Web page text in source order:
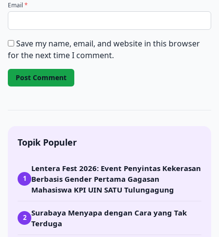
Email *
Save my name, email, and website in this browser
for the next time I comment.
Topik Populer
1
Lentera Fest 2026: Event Penyintas Kekerasan
Berbasis Gender Pertama Gagasan
Mahasiswa KPI UIN SATU Tulungagung
2
Surabaya Menyapa dengan Cara yang Tak
Terduga